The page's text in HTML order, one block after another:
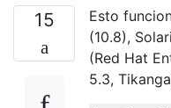
15
Esto
(10.8),
(Red Hat
5.3,